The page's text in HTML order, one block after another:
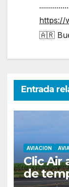
https://
🇦🇷
Entrada
AVIACION
Clic Air
de